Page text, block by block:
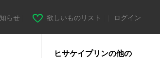
らせ 欲しいものリスト ログイン
ヒサケイプリンの他の